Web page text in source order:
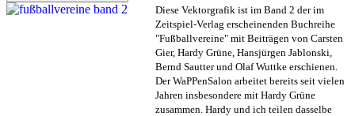
Diese Vektorgrafik ist im Band 2 der im
Zeitspiel-Verlag erscheinenden Buchreihe
"Fußballvereine" mit Beiträgen von Carsten
Gier, Hardy Grüne, Hansjürgen Jablonski,
Bernd Sautter und Olaf Wuttke erschienen.
Der WaPPenSalon arbeitet bereits seit vielen
Jahren insbesondere mit Hardy Grüne
zusammen. Hardy und ich teilen dasselbe